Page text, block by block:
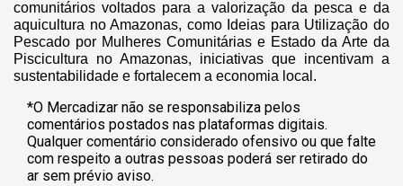
comunitários voltados para a valorização da pesca e da
aquicultura no Amazonas, como Ideias para Utilização do
Pescado por Mulheres Comunitárias e Estado da Arte da
Piscicultura no Amazonas, iniciativas que incentivam a
sustentabilidade e fortalecem a economia local.
*O Mercadizar não se responsabiliza pelos
comentários postados nas plataformas digitais.
Qualquer comentário considerado ofensivo ou que falte
com respeito a outras pessoas poderá ser retirado do
ar sem prévio aviso.